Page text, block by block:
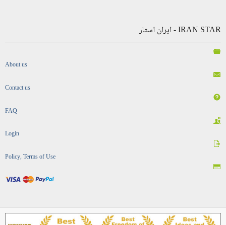
IRAN STAR - ایران استار
About us
Contact us
FAQ
Login
Policy, Terms of Use